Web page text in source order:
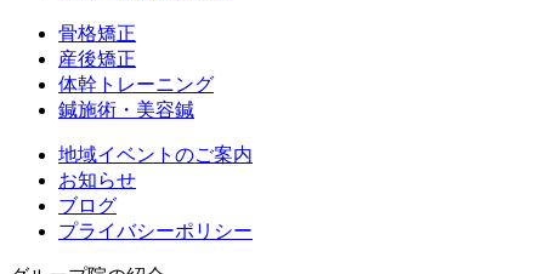
骨格矯正
産後矯正
体幹トレーニング
鍼施術・美容鍼
地域イベントのご案内
お知らせ
ブログ
プライバシーポリシー